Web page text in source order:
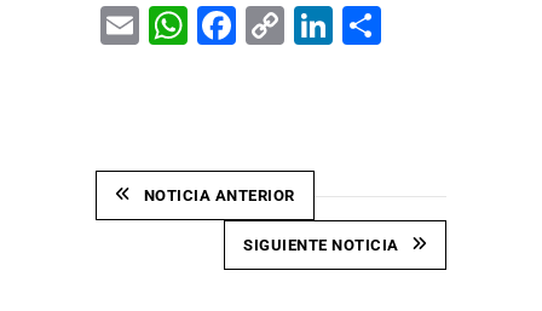
EmailWhatsApp
Facebook
CopyLinkedIn
NOTICIA ANTERIOR
SIGUIENTE NOTICIA